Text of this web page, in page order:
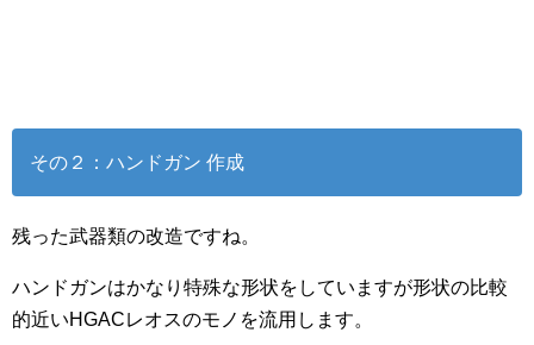
その２：ハンドガン 作成
残った武器類の改造ですね。
ハンドガンはかなり特殊な形状をしていますが形状の比較
的近いHGACレオスのモノを流用します。